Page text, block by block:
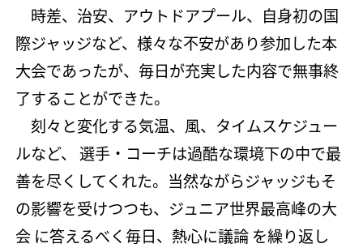
時差、治安、アウトドアプール、自身初の国
際ジャッジなど、様々な不安があり参加した本
大会であったが、毎日が充実した内容で無事終
了することができた。
刻々と変化する気温、風、タイムスケジュー
ルなど、 選手・コーチは過酷な環境下の中で最
善を尽くしてくれた。当然ながらジャッジもそ
の影響を受けつつも、ジュニア世界最高峰の大
会 に答えるべく毎日、熱心に議論 を繰り返し